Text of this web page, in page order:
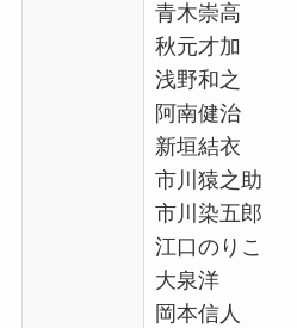
青木崇高
秋元才加
浅野和之
阿南健治
新垣結衣
市川猿之助
市川染五郎
江口のりこ
大泉洋
岡本信人